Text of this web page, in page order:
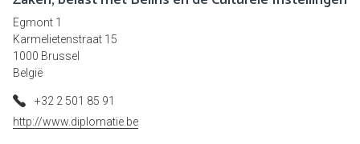
Egmont 1
Karmelietenstraat 15
1000 Brussel
België
+32 2 501 85 91
http://www.diplomatie.be